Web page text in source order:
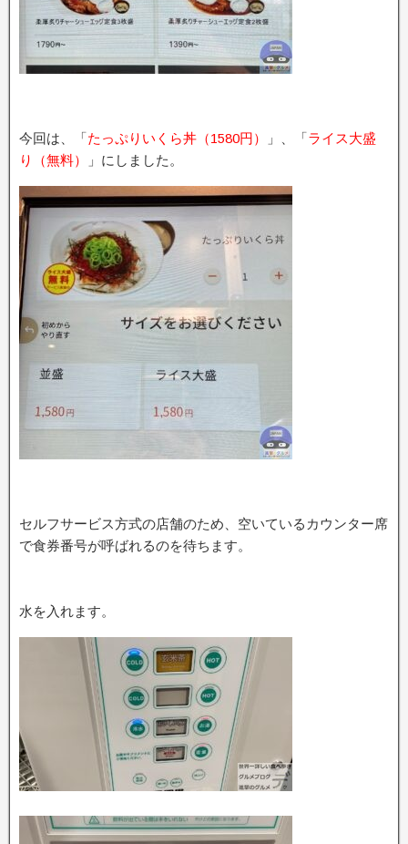
今回は、「たっぷりいくら丼（1580円） 」、「ライス大盛
り（無料）
」にしました。
セルフサービス方式の店舗のため、空いているカウンター席
で食券番号が呼ばれるのを待ちます。
水を入れます。